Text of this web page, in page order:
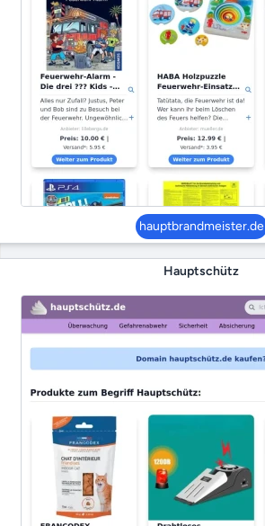
hauptbrandmeister.de
Hauptschütz